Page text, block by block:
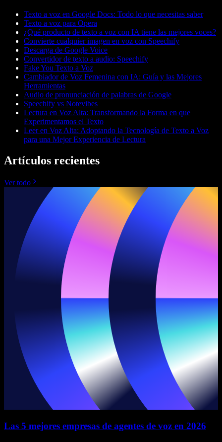
Texto a voz en Google Docs: Todo lo que necesitas saber
Texto a voz para Opera
¿Qué producto de texto a voz con IA tiene las mejores voces?
Convierte cualquier imagen en voz con Speechify
Descarga de Google Voice
Convertidor de texto a audio: Speechify
Fake You Texto a Voz
Cambiador de Voz Femenina con IA: Guía y las Mejores
Herramientas
Audio de pronunciación de palabras de Google
Speechify vs Notevibes
Lectura en Voz Alta: Transformando la Forma en que
Experimentamos el Texto
Leer en Voz Alta: Adoptando la Tecnología de Texto a Voz
para una Mejor Experiencia de Lectura
Artículos recientes
Ver todo
Las 5 mejores empresas de agentes de voz en 2026